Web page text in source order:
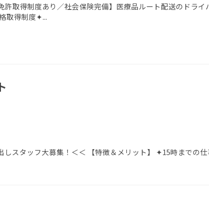
許取得制度あり／社会保険完備】医療品ルート配送のドライ
取得制度✦...
スタッフ大募集！＜＜ 【特徴＆メリット】 ✦15時までの